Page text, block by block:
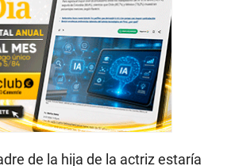
de la hija de la actriz estaría